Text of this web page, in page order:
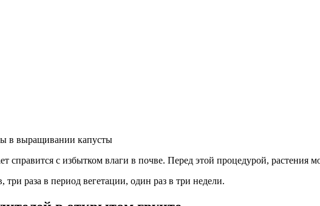
в выращивании капусты
справится с избытком влаги в почве. Перед этой процедурой, растения
раза в период вегетации, один раз в три недели.